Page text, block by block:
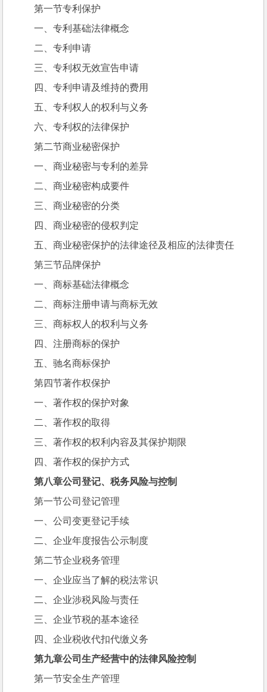
第一节专利保护
一、专利基础法律概念
二、专利申请
三、专利权无效宣告申请
四、专利申请及维持的费用
五、专利权人的权利与义务
六、专利权的法律保护
第二节商业秘密保护
一、商业秘密与专利的差异
二、商业秘密构成要件
三、商业秘密的分类
四、商业秘密的侵权判定
五、商业秘密保护的法律途径及相应的法律责任
第三节品牌保护
一、商标基础法律概念
二、商标注册申请与商标无效
三、商标权人的权利与义务
四、注册商标的保护
五、驰名商标保护
第四节著作权保护
一、著作权的保护对象
二、著作权的取得
三、著作权的权利内容及其保护期限
四、著作权的保护方式
第八章公司登记、税务风险与控制
第一节公司登记管理
一、公司变更登记手续
二、企业年度报告公示制度
第二节企业税务管理
一、企业应当了解的税法常识
二、企业涉税风险与责任
三、企业节税的基本途径
四、企业税收代扣代缴义务
第九章公司生产经营中的法律风险控制
第一节安全生产管理